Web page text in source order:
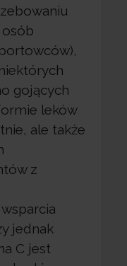
osób
gojących
leków
ale także
z
jednak
C jest